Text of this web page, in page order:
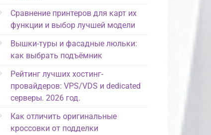
Сравнение принтеров для карт их
функции и выбор лучшей модели
Вышки-туры и фасадные люльки:
как выбрать подъёмник
Рейтинг лучших хостинг-
провайдеров: VPS/VDS и dedicated
серверы. 2026 год.
Как отличить оригинальные
кроссовки от подделки